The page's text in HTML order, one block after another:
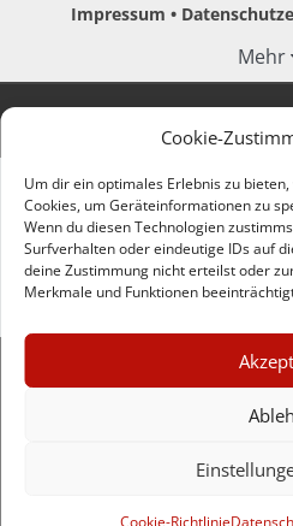
Cookie-
Um dir ein optimales Erlebnis zu
Cookies, um Geräteinformationen zu
Wenn du diesen Technologien
Surfverhalten oder eindeutige IDs auf
deine Zustimmung nicht erteilst oder
Merkmale und Funktionen
Cookie-Richtlinie
Impressum
Mehr
Zum Newsletter
erscheint ca.
E-Mail